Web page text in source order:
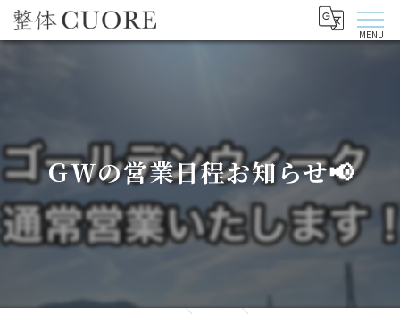
ＧＷの営業日程お知らせ📢